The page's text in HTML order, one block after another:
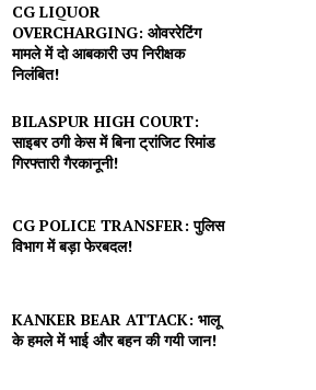
CG LIQUOR
OVERCHARGING: ओवररेटिंग
मामले में दो आबकारी उप निरीक्षक
निलंबित!
BILASPUR HIGH COURT:
साइबर ठगी केस में बिना ट्रांजिट रिमांड
गिरफ्तारी गैरकानूनी!
CG POLICE TRANSFER: पुलिस
विभाग में बड़ा फेरबदल!
KANKER BEAR ATTACK: भालू
के हमले में भाई और बहन की गयी जान!